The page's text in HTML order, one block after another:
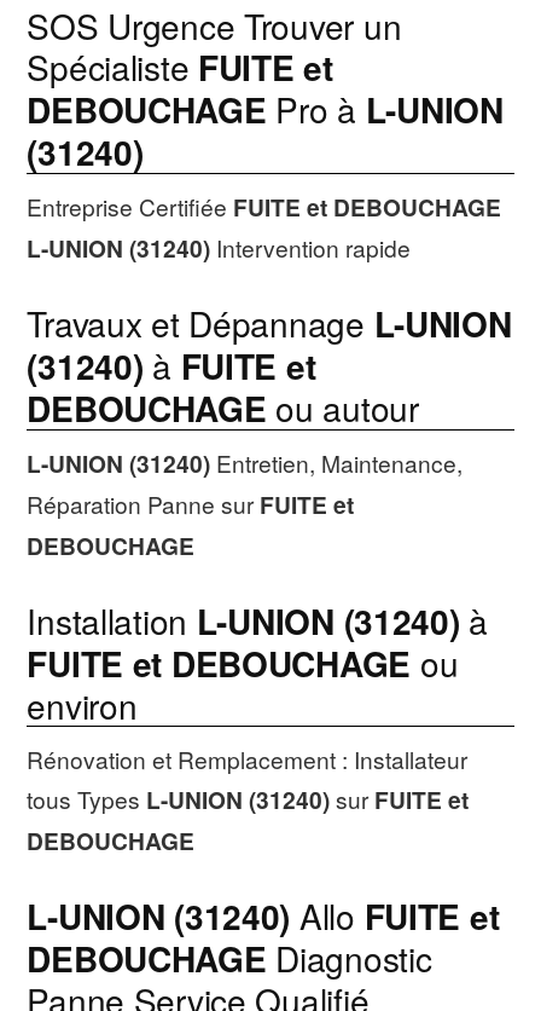
SOS Urgence Trouver un
Spécialiste FUITE et
DEBOUCHAGE Pro à L-UNION
(31240)
Entreprise Certifiée FUITE et DEBOUCHAGE
L-UNION (31240) Intervention rapide
Travaux et Dépannage L-UNION
(31240) à FUITE et
DEBOUCHAGE ou autour
L-UNION (31240) Entretien, Maintenance,
Réparation Panne surFUITE et
DEBOUCHAGE
Installation L-UNION (31240) à
FUITE et DEBOUCHAGE ou
environ
Rénovation et Remplacement : Installateur
tous Types L-UNION (31240)surFUITE et
DEBOUCHAGE
L-UNION (31240) Allo FUITE et
DEBOUCHAGE Diagnostic
Panne Service Qualifié